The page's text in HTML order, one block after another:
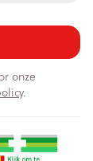
onze
.